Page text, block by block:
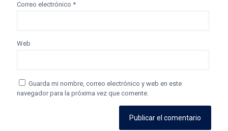
Correo electrónico *
Web
Guarda mi nombre, correo electrónico y web en este
navegador para la próxima vez que comente.